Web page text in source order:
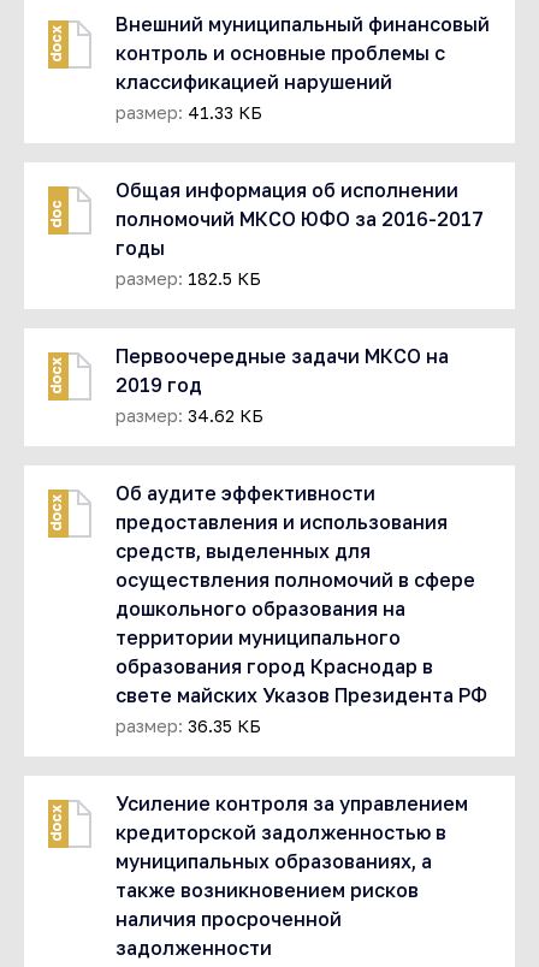
docx
Внешний муниципальный финансовый
контроль и основные проблемы с
классификацией нарушений
размер: 41.33 КБ
doc
Общая информация об исполнении
полномочий МКСО ЮФО за 2016-2017
годы
размер: 182.5 КБ
docx
Первоочередные задачи МКСО на
2019 год
размер: 34.62 КБ
docx
Об аудите эффективности
предоставления и использования
средств, выделенных для
осуществления полномочий в сфере
дошкольного образования на
территории муниципального
образования город Краснодар в
свете майских Указов Президента РФ
размер: 36.35 КБ
docx
Усиление контроля за управлением
кредиторской задолженностью в
муниципальных образованиях, а
также возникновением рисков
наличия просроченной
задолженности